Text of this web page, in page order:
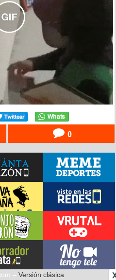
0
– Versión clásica